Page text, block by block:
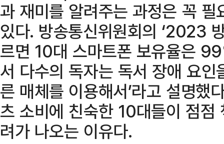
과 재미를 알려주는 과정은 꼭
있다. 방송통신위원회의 ‘2023
르면 10대 스마트폰 보유율은
서 다수의 독자는 독서 장애 요인
른 매체를 이용해서’라고 설명했
츠 소비에 친숙한 10대들이 점점
려가 나오는 이유다.